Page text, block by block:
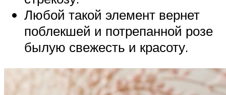
Любой такой элемент вернет
поблекшей и потрепанной розе
былую свежесть и красоту.